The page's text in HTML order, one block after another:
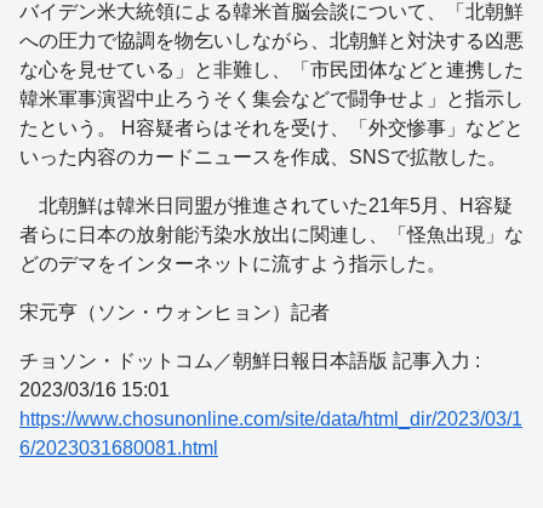
バイデン米大統領による韓米首脳会談について、「北朝鮮
への圧力で協調を物乞いしながら、北朝鮮と対決する凶悪
な心を見せている」と非難し、「市民団体などと連携した
韓米軍事演習中止ろうそく集会などで闘争せよ」と指示し
たという。 H容疑者らはそれを受け、「外交惨事」などと
いった内容のカードニュースを作成、SNSで拡散した。
北朝鮮は韓米日同盟が推進されていた21年5月、H容疑
者らに日本の放射能汚染水放出に関連し、「怪魚出現」な
どのデマをインターネットに流すよう指示した。
宋元亨（ソン・ウォンヒョン）記者
チョソン・ドットコム／朝鮮日報日本語版 記事入力 :
2023/03/16 15:01
https://www.chosunonline.com/site/data/html_dir/2023/03/1
6/2023031680081.html